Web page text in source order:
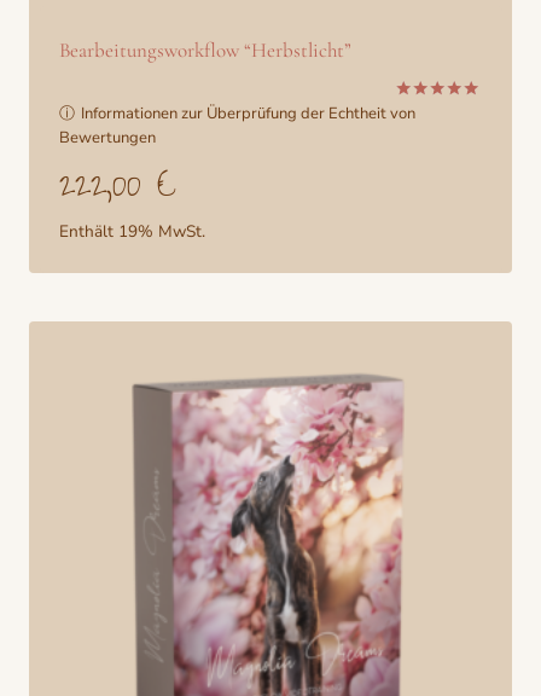
Bearbeitungsworkflow “Herbstlicht”
Bewertet
ⓘ Informationen zur Überprüfung der Echtheit von
Bewertungen
222,00 €
Enthält 19% MwSt.